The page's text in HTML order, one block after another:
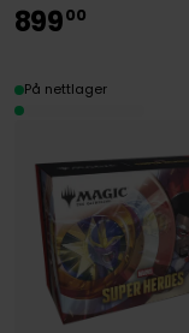
89900
På nettlager